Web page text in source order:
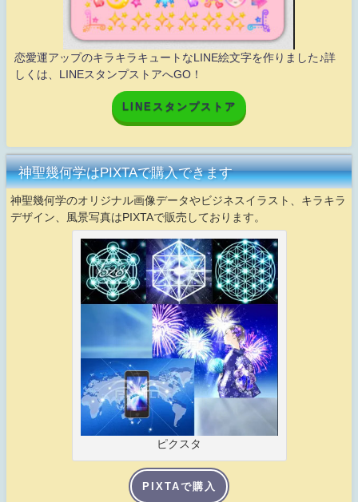
恋愛運アップのキラキラキュートなLINE絵文字を作りました♪詳
しくは、LINEスタンプストアへGO！
LINEスタンプストア
神聖幾何学はPIXTAで購入できます
神聖幾何学のオリジナル画像データやビジネスイラスト、キラキラ
デザイン、風景写真はPIXTAで販売しております。
ピクスタ
PIXTAで購入